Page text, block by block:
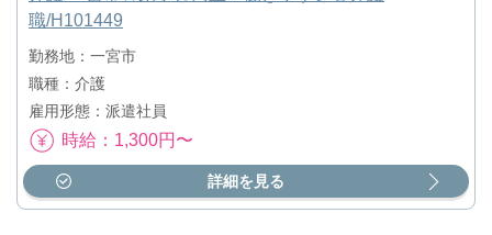
職/H101449
勤務地：一宮市
職種：介護
雇用形態：派遣社員
時給：1,300円〜
詳細を見る